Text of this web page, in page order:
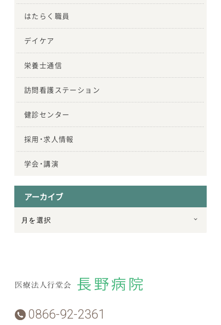
はたらく職員
デイケア
栄養士通信
訪問看護ステーション
健診センター
採用・求人情報
学会・講演
アーカイブ
0866-92-2361